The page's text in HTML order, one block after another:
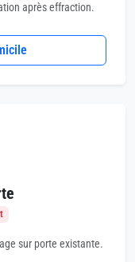
après effraction.
sur porte existante.